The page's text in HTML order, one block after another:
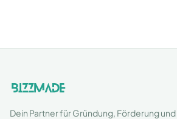
Dein Partner für Gründung, Förderung